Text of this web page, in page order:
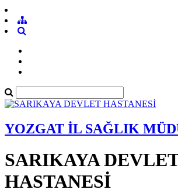
YOZGAT İL SAĞLIK
SARIKAYA
HASTANESİ